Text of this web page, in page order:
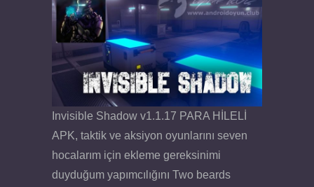
Invisible Shadow v1.1.17 PARA HİLELİ
APK, taktik ve aksiyon oyunlarını seven
hocalarım için ekleme gereksinimi
duyduğum yapımcılığını Two beards